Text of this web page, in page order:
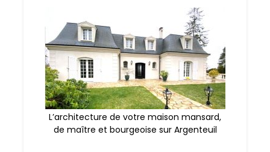
L’architecture de votre maison mansard,
de maître et bourgeoise sur Argenteuil